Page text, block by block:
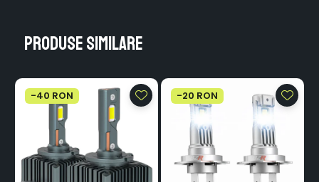
Produse similare
-40 RON -20 RON